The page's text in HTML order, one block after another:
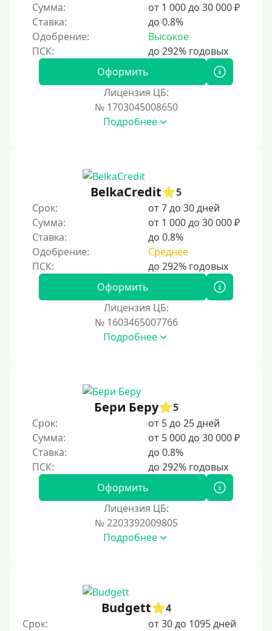
Срочные
Моментальные онлайн
Экспресс
В день обращения
С 21 года
С 22 лет
С 23 лет
С 25 лет
Категории заемщиков
Несовершеннолетним
Без прописки
Без регистрации
С временной регистрацией
Без подтверждения личности
Пенсионерам до 70 лет
Пенсионерам до 85 лет
Безработным
Сумма:
от 1 000 до 30 000 ₽
Ставка:
до 0.8%
Одобрение:
Высокое
Оформить
Лицензия ЦБ:
№ 1703045008650
Подробнее
BelkaCredit
5
Срок:
от 7 до 30 дней
Сумма:
от 1 000 до 30 000 ₽
Ставка:
до 0.8%
Одобрение:
Среднее
Оформить
Лицензия ЦБ:
№ 1603465007766
Подробнее
Бери Беру
5
Срок:
от 5 до 25 дней
Сумма:
от 5 000 до 30 000 ₽
Ставка:
до 0.8%
Оформить
Лицензия ЦБ:
№ 2203392009805
Подробнее
Budgett
4
Срок:
от 30 до 1095 дней